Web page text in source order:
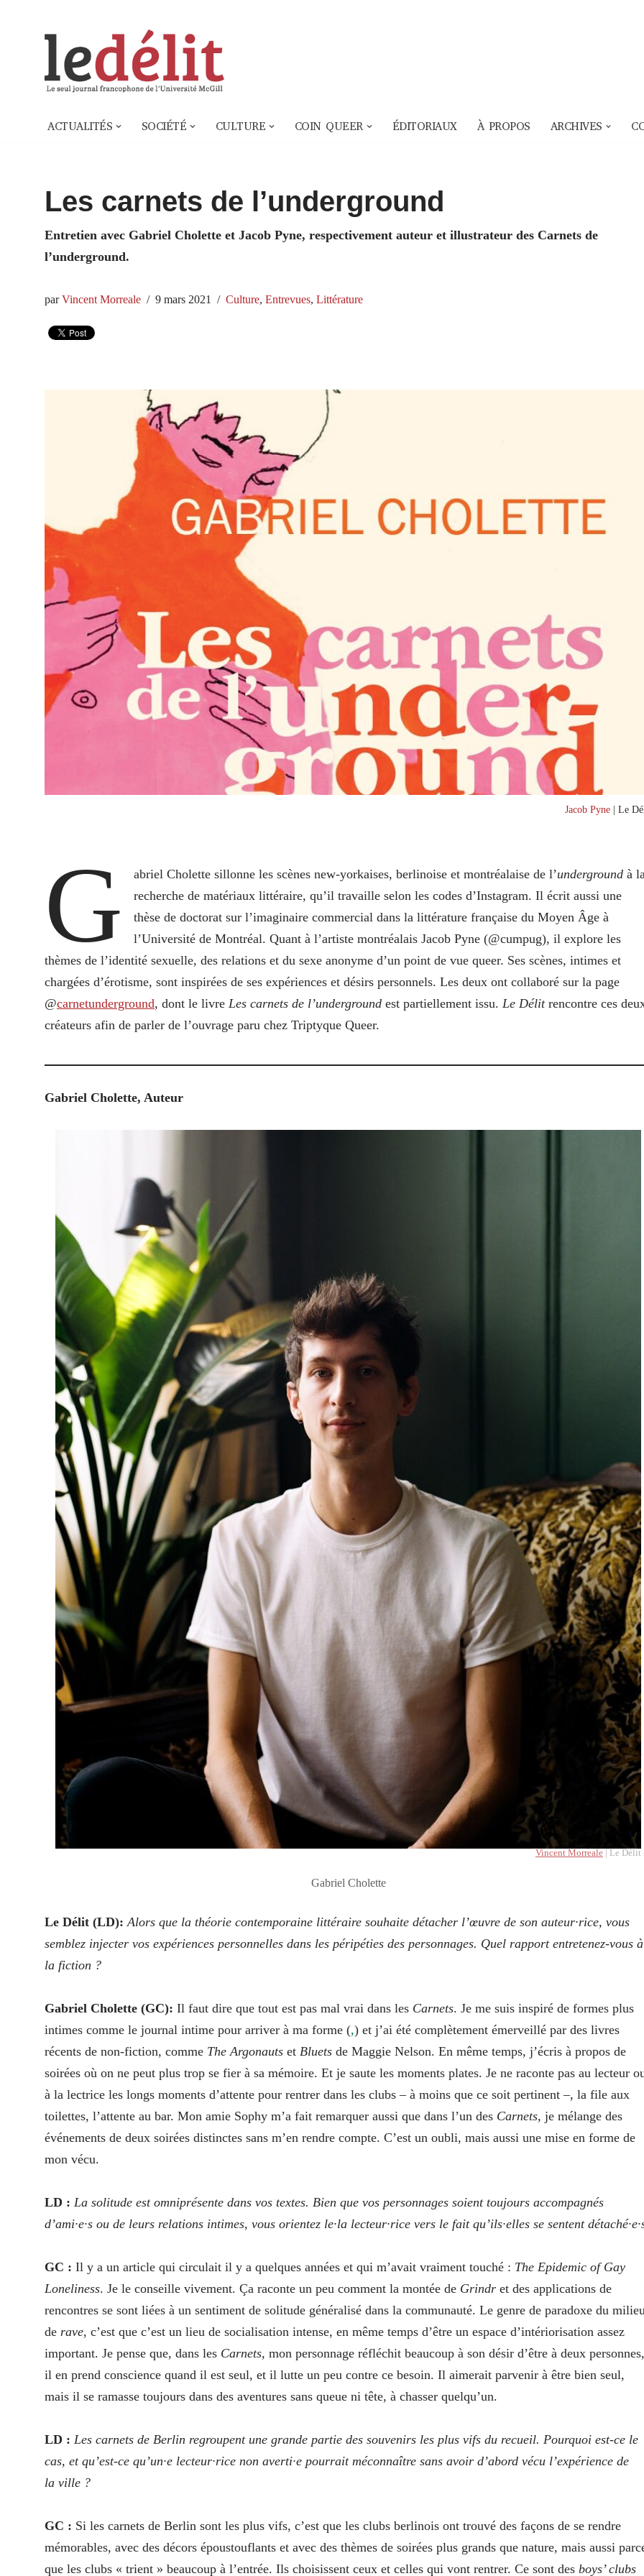
ACTUALITÉS SOCIÉTÉ CULTURE COIN QUEER ÉDITORIAUX À PROPOS ARCHIVES
Les carnets de l’underground
Entretien avec Gabriel Cholette et Jacob Pyne, respectivement auteur et illustrateur des Carnets de
l’underground.
parVincent Morreale 9 mars 2021 Culture, Entrevues, Littérature
Jacob Pyne | Le
G abriel Cholette sillonne les scènes new-yorkaises, berlinoise et montréalaise de l’underground à
recherche de matériaux littéraire, qu’il travaille selon les codes d’Instagram. Il écrit aussi une
thèse de doctoratsur l’imaginaire commercial dans la littérature française du Moyen Âge à
l’Université de Montréal. Quant à l’artiste montréalais Jacob Pyne (@cumpug),il explore les
thèmes de l’identité sexuelle, des relations et du sexe anonyme d’un point de vue queer. Ses scènes, intimes et
chargées d’érotisme, sont inspirées de ses expériences et désirs personnels. Les deux ont collaboré sur la page
@carnetunderground, dont le livre Les carnets de l’underground est partiellement issu. Le Délitrencontre ces
créateurs afin de parler de l’ouvrage paru chez Triptyque Queer.
Gabriel Cholette, Auteur
Vincent Morreale | Le Délit
Gabriel Cholette
Le Délit (LD):Alors que la théorie contemporaine littéraire souhaite détacher l’œuvre de son auteur·rice, vous
semblez injecter vos expériences personnelles dans les péripéties des personnages. Quel rapport entretenez-vous à
la fiction ?
Gabriel Cholette (GC): Il faut dire que tout est pas mal vrai dans les Carnets. Je me suis inspiré de formes plus
intimes comme le journal intime pour arriver à ma forme (,) et j’ai été complètement émerveillé par des livres
récents de non-fiction, comme The Argonauts et Bluets de Maggie Nelson. En même temps, j’écris à propos de
soirées où on ne peut plus trop se fier à sa mémoire. Et je saute les moments plates. Je ne raconte pas au lecteur
à la lectrice les longs moments d’attente pour rentrer dans les clubs – à moins que ce soit pertinent –, la file aux
toilettes, l’attente au bar. Mon amie Sophy m’a fait remarquer aussi que dans l’un des Carnets, je mélange des
événements de deux soirées distinctes sans m’en rendre compte. C’est un oubli, mais aussi une mise en forme de
mon vécu.
LD : La solitude est omniprésente dans vos textes. Bien que vos personnages soient toujours accompagnés
d’ami·e·s ou de leurs relations intimes, vous orientez le·la lecteur·rice vers le fait qu’ils·elles se sentent
GC : Il y a un article qui circulait il y a quelques années et qui m’avait vraiment touché : The Epidemic of Gay
Loneliness. Je le conseille vivement. Ça raconte un peu comment la montée de Grindr et des applications de
rencontres se sont liées à un sentiment de solitude généralisé dans la communauté. Le genre de paradoxe du
de rave, c’est que c’est un lieu de socialisation intense, en même temps d’être un espace d’intériorisation assez
important. Je pense que, dans les Carnets, mon personnage réfléchit beaucoup à son désir d’être à deux personnes,
il en prend conscience quand il est seul, et il lutte un peu contre ce besoin. Il aimerait parvenir à être bien seul,
mais il se ramasse toujours dans des aventures sans queue ni tête, à chasser quelqu’un.
LD : Les carnets de Berlin regroupent une grande partie des souvenirs les plus vifs du recueil. Pourquoi est-ce le
cas, et qu’est-ce qu’un·e lecteur·rice non averti·e pourrait méconnaître sans avoir d’abord vécu l’expérience de
la ville ?
GC : Si les carnets de Berlin sont les plus vifs, c’est que les clubs berlinois ont trouvé des façons de se rendre
mémorables, avec des décors époustouflants et avec des thèmes de soirées plus grands que nature, mais aussi
que les clubs « trient » beaucoup à l’entrée. Ils choisissent ceux et celles qui vont rentrer. Ce sont des boys’ clubs